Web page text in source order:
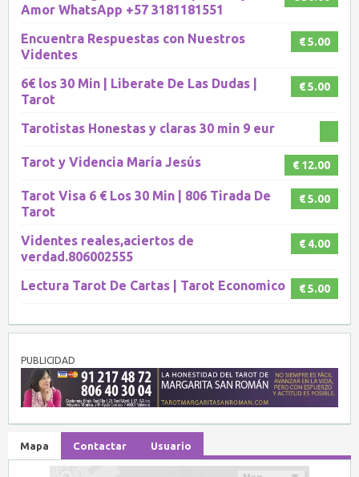
Amor WhatsApp +57 3181181551
€ 5.00
Encuentra Respuestas con Nuestros
Videntes
€ 5.00
6€ los 30 Min | Liberate De Las Dudas |
Tarot
Tarotistas Honestas y claras 30 min 9 eur
€ 12.00
Tarot y Videncia María Jesús
€ 5.00
Tarot Visa 6 € Los 30 Min | 806 Tirada De
Tarot
€ 4.00
Videntes reales,aciertos de
verdad.806002555
€ 5.00
Lectura Tarot De Cartas | Tarot Economico
PUBLICIDAD
Mapa Contactar Usuario